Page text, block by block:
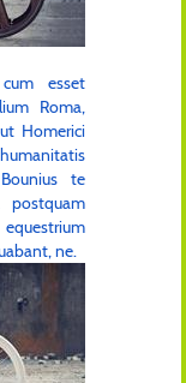
esset
Roma,
Homerici
te
ne.